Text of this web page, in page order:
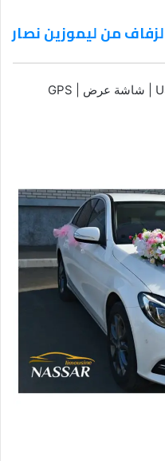
من ليموزين نصار